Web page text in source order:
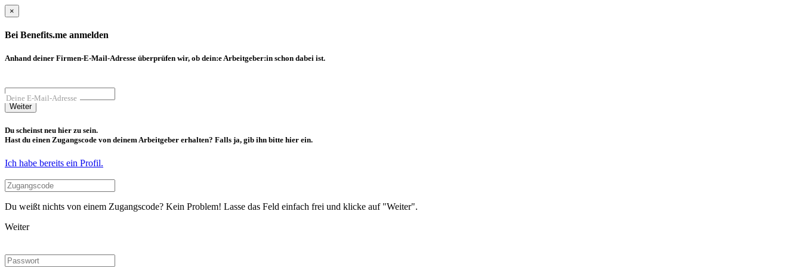
×
Bei Benefits.me anmelden
Anhand deiner Firmen-E-Mail-Adresse überprüfen wir, ob dein:e Arbeitgeber:in schon dabei ist.
Deine E-Mail-Adresse
Weiter
Du scheinst neu hier zu sein.
Hast du einen Zugangscode von deinem Arbeitgeber erhalten? Falls ja, gib ihn bitte hier ein.
Ich habe bereits ein Profil.
Du weißt nichts von einem Zugangscode? Kein Problem! Lasse das Feld einfach frei und klicke auf "Weiter".
Weiter